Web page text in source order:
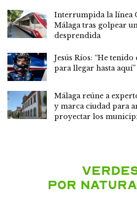
Interrumpida la línea
Málaga tras golpear
desprendida
Jesús Ríos: “He
para llegar hasta aquí”
Málaga reúne a
y marca ciudad para
proyectar los